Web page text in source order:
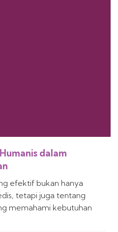
dalam
efektif bukan hanya
tetapi juga tentang
memahami kebutuhan